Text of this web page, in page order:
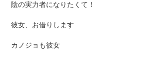
陰の実力者になりたくて！
彼女、お借りします
カノジョも彼女